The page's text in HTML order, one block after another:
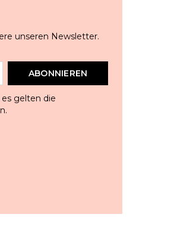
unseren Newsletter.
ABONNIEREN
gelten die
.